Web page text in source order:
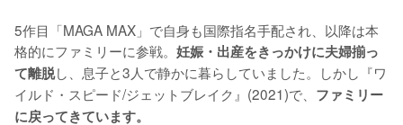
5作目「MAGA MAX」で自身も国際指名手配され、以降は本
格的にファミリーに参戦。 妊娠・出産をきっかけに夫婦揃っ
て離脱し、息子と3人で静かに暮らしていました。しかし『ワ
イルド・スピード/ジェットブレイク』(2021)で、 ファミリー
に戻ってきています。